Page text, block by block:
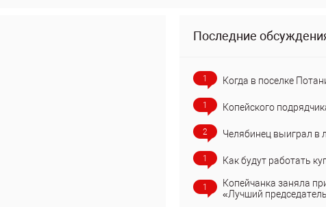
Последние
1 Когда в поселке
1 Копейского
2 Челябинец выиграл в
1 Как будут работать
1
Копейчанка заняла
«Лучший